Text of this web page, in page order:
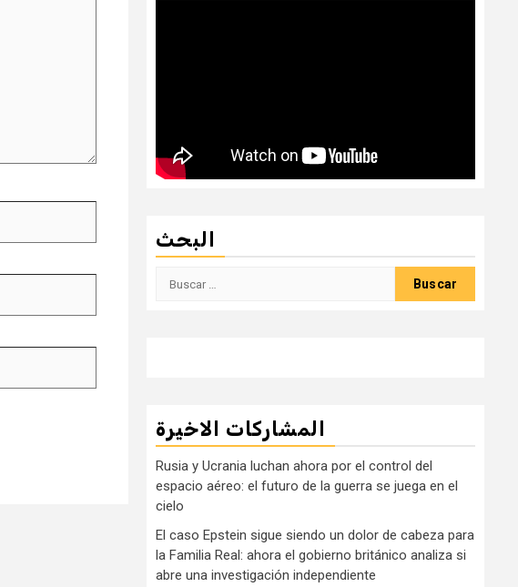
البحث
Buscar:
المشاركات الاخيرة
Rusia y Ucrania luchan ahora por el control del
espacio aéreo: el futuro de la guerra se juega en el
cielo
El caso Epstein sigue siendo un dolor de cabeza para
la Familia Real: ahora el gobierno británico analiza si
abre una investigación independiente